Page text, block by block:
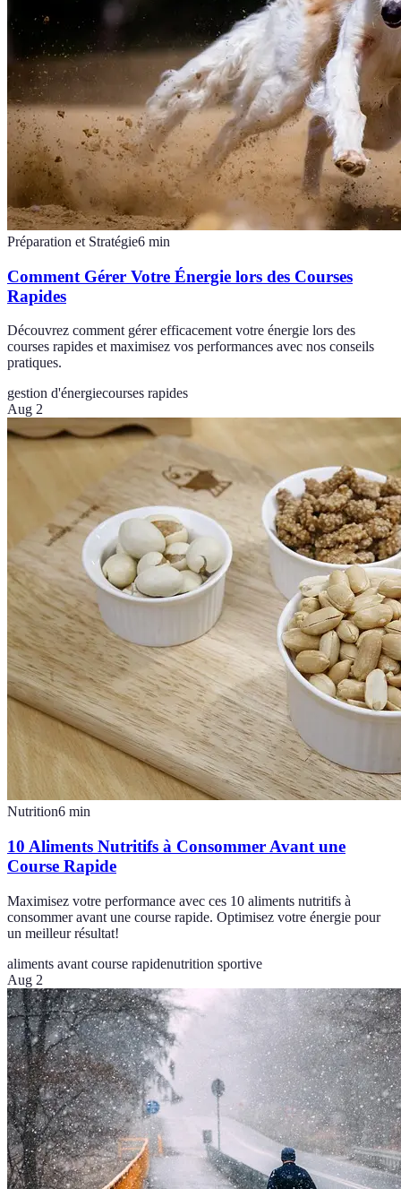
Préparation et Stratégie6 min
Comment Gérer Votre Énergie lors des Courses
Rapides
Découvrez comment gérer efficacement votre énergie lors des
courses rapides et maximisez vos performances avec nos conseils
pratiques.
gestion d'énergiecourses rapides
Aug 2
Nutrition6 min
10 Aliments Nutritifs à Consommer Avant une
Course Rapide
Maximisez votre performance avec ces 10 aliments nutritifs à
consommer avant une course rapide. Optimisez votre énergie pour
un meilleur résultat!
aliments avant course rapidenutrition sportive
Aug 2